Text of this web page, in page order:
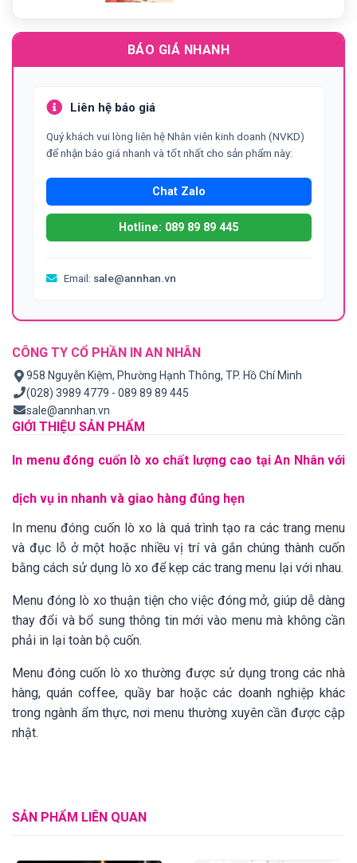
BÁO GIÁ NHANH
Liên hệ báo giá
Quý khách vui lòng liên hệ Nhân viên kinh doanh (NVKD)
để nhận báo giá nhanh và tốt nhất cho sản phẩm này:
Chat Zalo
Hotline: 089 89 89 445
Email: sale@annhan.vn
CÔNG TY CỔ PHẦN IN AN NHÂN
958 Nguyễn Kiệm, Phường Hạnh Thông, TP. Hồ Chí Minh
(028) 3989 4779 - 089 89 89 445
sale@annhan.vn
GIỚI THIỆU SẢN PHẨM
In menu đóng cuốn lò xo chất lượng cao tại An Nhân với
dịch vụ in nhanh và giao hàng đúng hẹn
In menu đóng cuốn lò xo là quá trình tạo ra các trang menu
và đục lỗ ở một hoặc nhiều vị trí và gắn chúng thành cuốn
bằng cách sử dụng lò xo để kẹp các trang menu lại với nhau.
Menu đóng lò xo thuận tiện cho việc đóng mở, giúp dễ dàng
thay đổi và bổ sung thông tin mới vào menu mà không cần
phải in lại toàn bộ cuốn.
Menu đóng cuốn lò xo thường được sử dụng trong các nhà
hàng, quán coffee, quầy bar hoặc các doanh nghiệp khác
trong ngành ẩm thực, nơi menu thường xuyên cần được cập
nhật.
SẢN PHẨM LIÊN QUAN